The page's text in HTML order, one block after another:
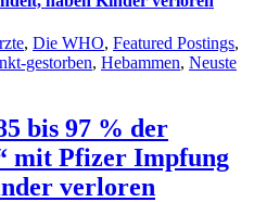
, Die WHO, Featured Postings,
gestorben, Hebammen, Neuste
bis 97 % der
mit Pfizer Impfung
verloren